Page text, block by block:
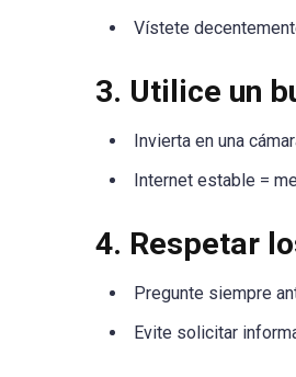
Vístete
3. Utilice un
Invierta en una
Internet estable =
4. Respetar
Pregunte siempre
Evite solicitar